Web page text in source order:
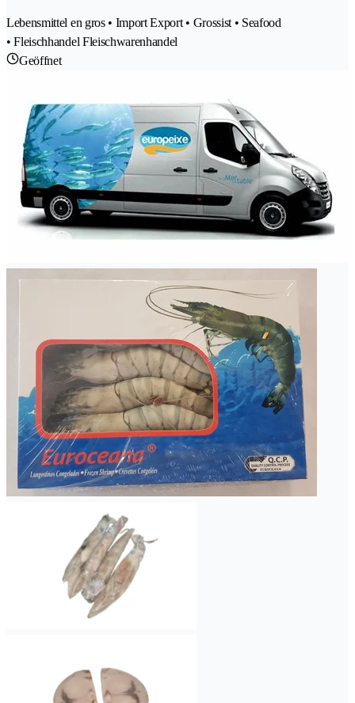
Lebensmittel en gros • Import Export • Grossist • Seafood
• Fleischhandel Fleischwarenhandel
Geöffnet